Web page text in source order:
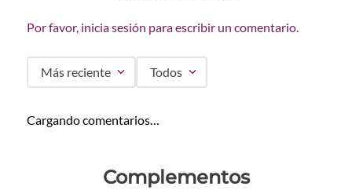
Por favor, inicia sesión para escribir un comentario.
Más reciente Todos
Cargando comentarios…
Complementos